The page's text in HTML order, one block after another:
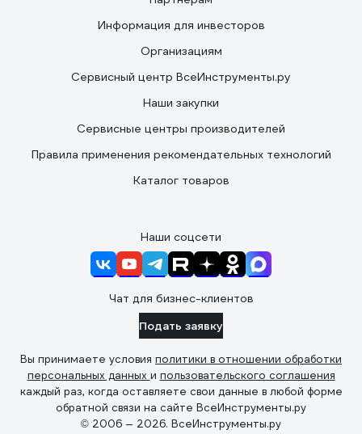
Информация для инвесторов
Организациям
Сервисный центр ВсеИнструменты.ру
Наши закупки
Сервисные центры производителей
Правила применения рекомендательных технологий
Каталог товаров
Наши соцсети
Чат для бизнес-клиентов
Подать заявку
Вы принимаете условия политики в отношении обработки
персональных данных и пользовательского соглашения
каждый раз, когда оставляете свои данные в любой форме
обратной связи на сайте ВсеИнструменты.ру
© 2006 — 2026. ВсеИнструменты.ру